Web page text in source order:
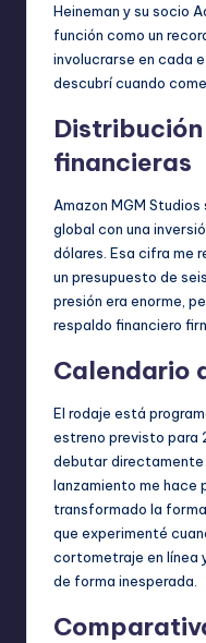
Heineman y su socio
función como un
involucrarse en cada
descubrí cuando
financieras
Amazon MGM
global con una
dólares. Esa cifra me
un presupuesto de
presión era enorme,
respaldo financiero
Calendario
El rodaje está
estreno previsto para
debutar directamente
lanzamiento me hace
transformado la
que experimenté
cortometraje en línea
de forma inesperada.